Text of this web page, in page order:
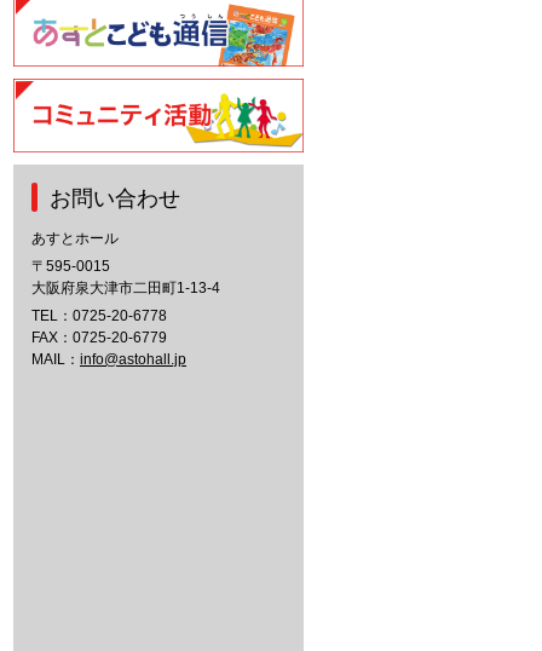
お問い合わせ
あすとホール
〒595-0015
大阪府泉大津市二田町1-13-4
TEL： 0725-20-6778
FAX：0725-20-6779
MAIL： info@astohall.jp